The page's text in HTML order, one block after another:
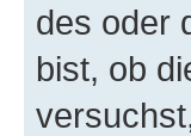
des oder
bist, ob